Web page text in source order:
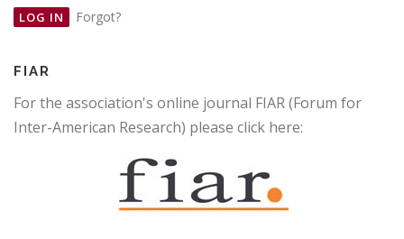
Forgot?
FIAR
For the association's online journal FIAR (Forum for
Inter-American Research) please click here: